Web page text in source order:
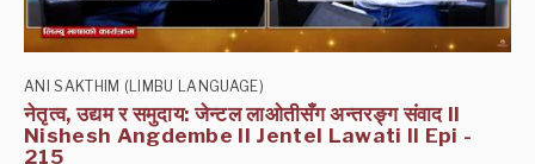
ANI SAKTHIM (LIMBU LANGUAGE)
नेतृत्व, उद्यम र समुदाय: जेन्टल लाओतीसँग अन्तरङ्ग संवाद II
Nishesh Angdembe II Jentel Lawati II Epi -
215